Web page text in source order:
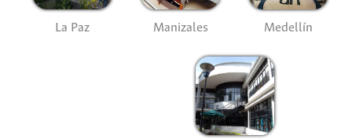
La Paz Manizales Medellín